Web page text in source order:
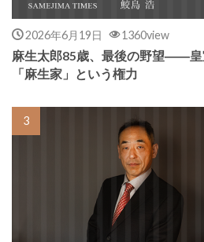
2026年6月19日 1360view
麻生太郎85歳、最後の野望――皇
「麻生家」という権力